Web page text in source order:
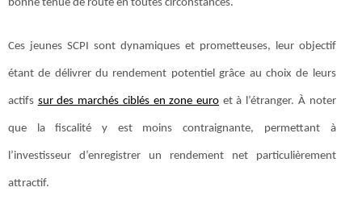
bonne tenue de route en toutes circonstances.
Ces jeunes SCPI sont dynamiques et prometteuses, leur objectif
étant de délivrer du rendement potentiel grâce au choix de leurs
actifs sur des marchés ciblés en zone euro et à l’étranger. À noter
que la fiscalité y est moins contraignante, permettant à
l’investisseur d’enregistrer un rendement net particulièrement
attractif.